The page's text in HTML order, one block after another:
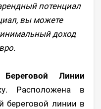
потенциал
вы можете
доход
Линии
Расположена в
береговой линии в